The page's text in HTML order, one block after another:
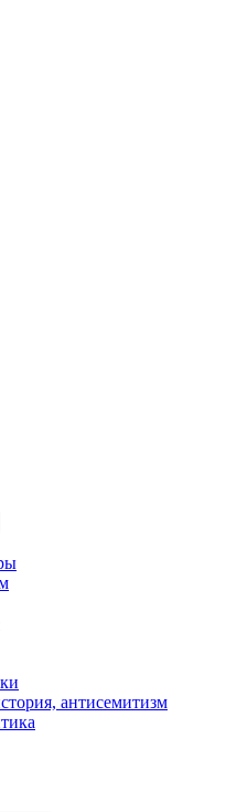
антисемитизм